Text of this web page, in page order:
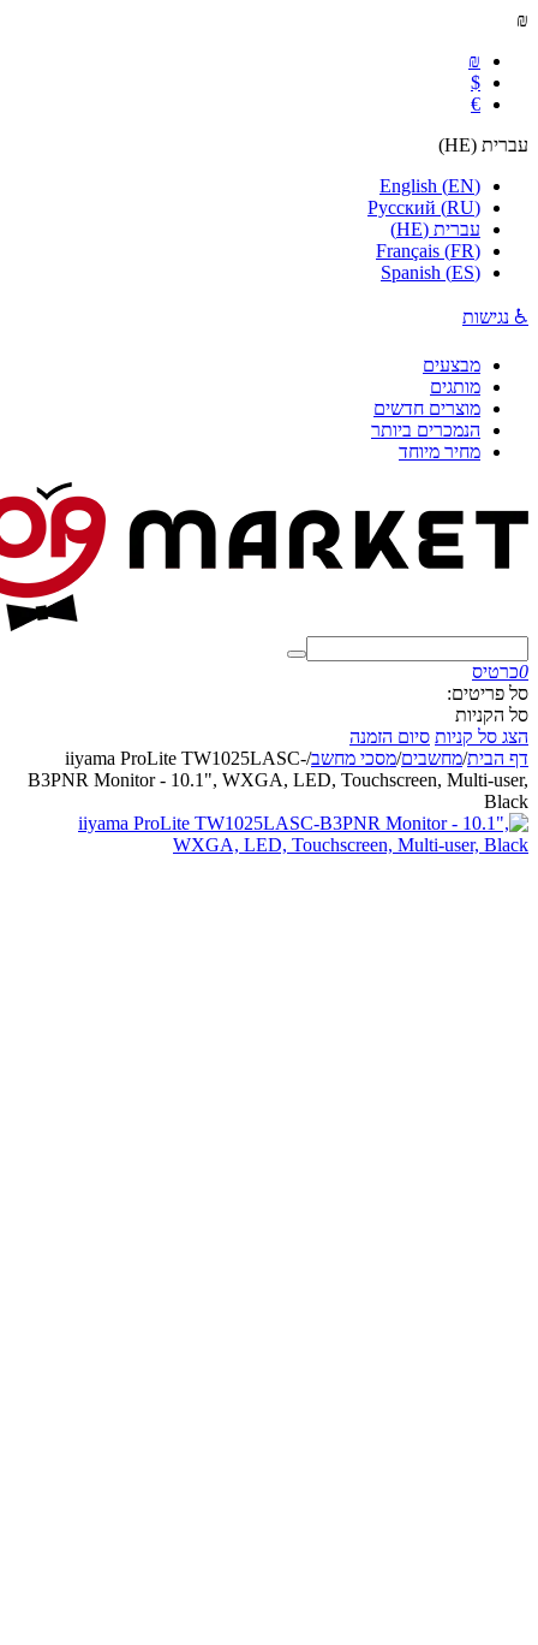
₪
₪
$
€
עברית (
HE
)
English (EN)
Русский (RU)
עברית (
HE
)
Français (FR)
Spanish (ES)
♿ נגישות
מבצעים
מותגים
מוצרים חדשים
הנמכרים ביותר
מחיר מיוחד
0כרטיס
סל פריטים:
סל הקניות
הצג סל קניות סיום הזמנה
דף הבית/מחשבים/מסכי מחשב/
iiyama ProLite TW1025LASC-
B3PNR Monitor - 10.1", WXGA, LED, Touchscreen, Multi-user,
Black